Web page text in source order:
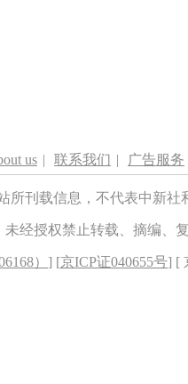
us | 联系我们 | 广告服务
所刊载信息，不代表中新
未经授权禁止转载、摘编、
） ] [京ICP证040655号] [